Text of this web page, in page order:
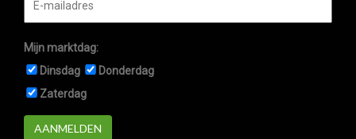
Mijn marktdag:
Dinsdag
Donderdag
Zaterdag
AANMELDEN